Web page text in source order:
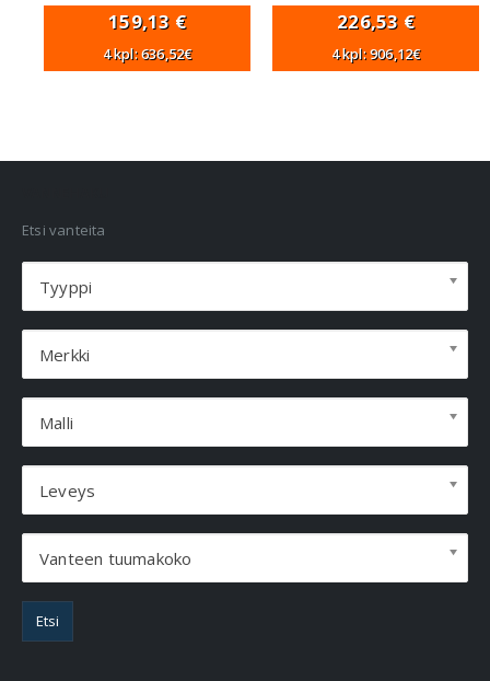
159,13 €
4 kpl: 636,52€
226,53 €
4 kpl: 906,12€
Etsi vanteita
Tyyppi
Merkki
Malli
Leveys
Vanteen tuumakoko
Etsi